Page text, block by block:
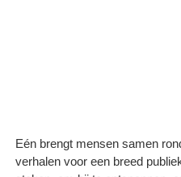
Eén brengt mensen samen
verhalen voor een breed